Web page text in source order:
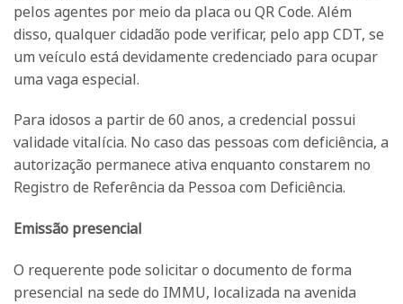
pelos agentes por meio da placa ou QR Code. Além
disso, qualquer cidadão pode verificar, pelo app CDT, se
um veículo está devidamente credenciado para ocupar
uma vaga especial.
Para idosos a partir de 60 anos, a credencial possui
validade vitalícia. No caso das pessoas com deficiência, a
autorização permanece ativa enquanto constarem no
Registro de Referência da Pessoa com Deficiência.
Emissão presencial
O requerente pode solicitar o documento de forma
presencial na sede do IMMU, localizada na avenida